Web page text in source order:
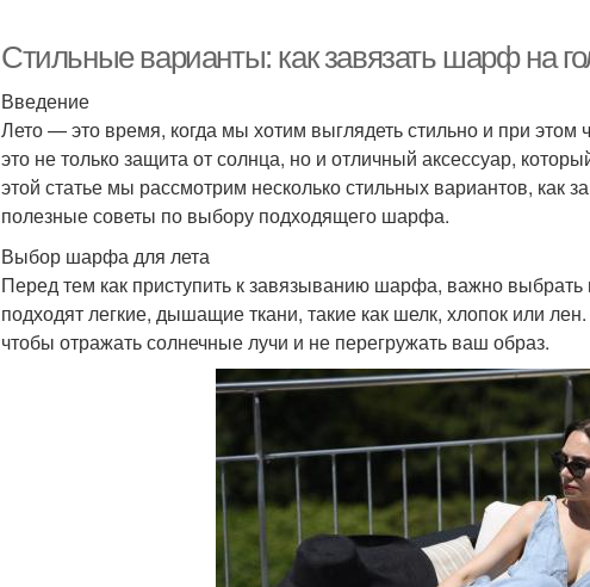
Стильные варианты: как завязать шарф на
Введение
Лето — это время, когда мы хотим выглядеть стильно и при
это не только защита от солнца, но и отличный аксессуар,
этой статье мы рассмотрим несколько стильных вариантов, как
полезные советы по выбору подходящего шарфа.
Выбор шарфа для лета
Перед тем как приступить к завязыванию шарфа, важно
подходят легкие, дышащие ткани, такие как шелк, хлопок или
чтобы отражать солнечные лучи и не перегружать ваш образ.